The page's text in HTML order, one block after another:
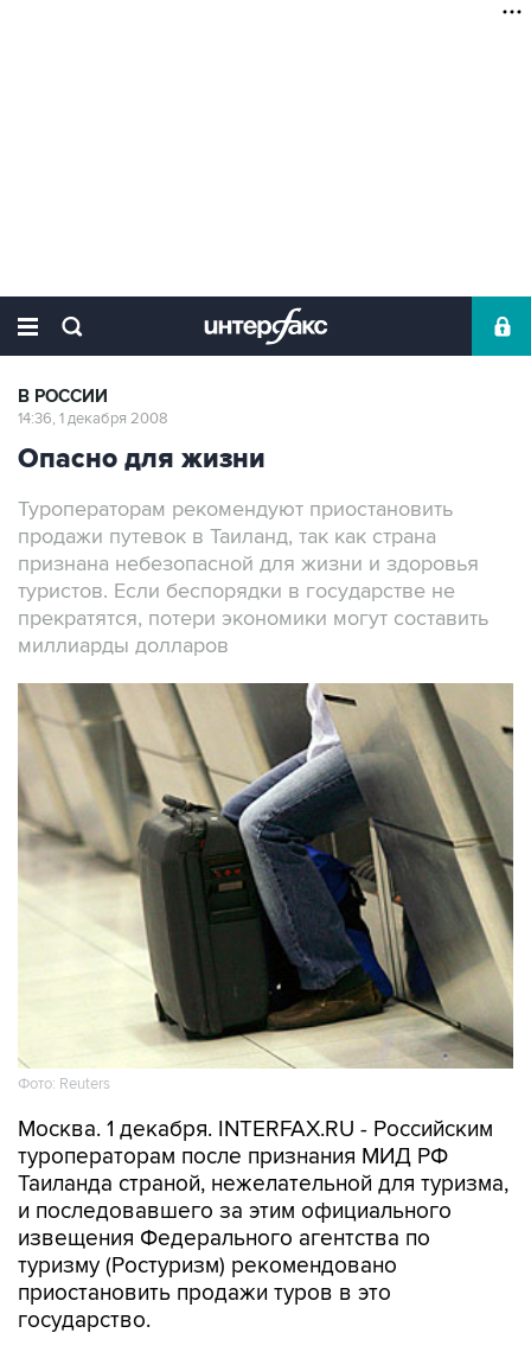
В РОССИИ
14:36, 1 декабря 2008
Опасно для жизни
Туроператорам рекомендуют приостановить
продажи путевок в Таиланд, так как страна
признана небезопасной для жизни и здоровья
туристов. Если беспорядки в государстве не
прекратятся, потери экономики могут составить
миллиарды долларов
Фото: Reuters
Москва. 1 декабря. INTERFAX.RU - Российским
туроператорам после признания МИД РФ
Таиланда страной, нежелательной для туризма,
и последовавшего за этим официального
извещения Федерального агентства по
туризму (Ростуризм) рекомендовано
приостановить продажи туров в это
государство.